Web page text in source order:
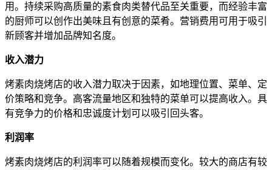
用。持续采购高质量的素食肉类替代品至关重要，而经验丰富
的厨师可以创作出美味且有创意的菜肴。营销费用可用于吸引
新顾客并增加品牌知名度。
收入潜力
烤素肉烧烤店的收入潜力取决于因素，如地理位置、菜单、定
价策略和竞争。高客流量地区和独特的菜单可以提高收入。具
有竞争力的价格和忠诚度计划可以吸引回头客。
利润率
烤素肉烧烤店的利润率可以随着规模而变化。较大的商店有较